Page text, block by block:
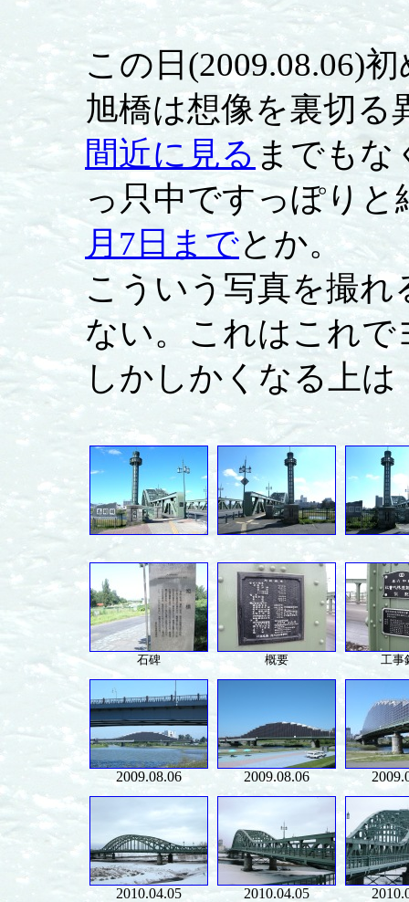
この日(2009.08.06)
旭橋は想像を裏切る
間近に見るまでもな
っ只中ですっぽり
月7日までとか。
こういう写真を撮
ない。これはこれ
しかしかくなる上
石碑 概要 工事
2009.08.06 2009.08.06
2010.04.05 2010.04.05